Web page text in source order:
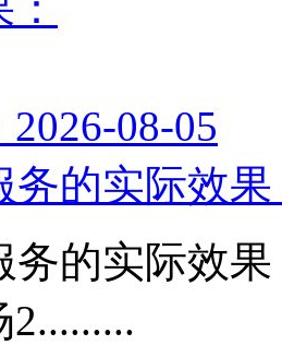
08-05
务的实际效
务的实际效